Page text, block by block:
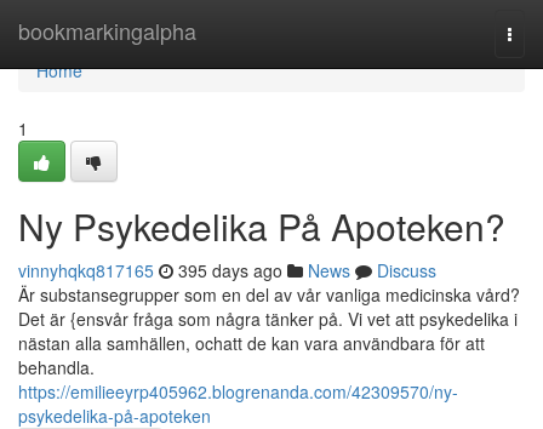
bookmarkingalpha
Home
Home
1
Ny Psykedelika På Apoteken?
vinnyhqkq817165 395 days ago News
Discuss
Är substansegrupper som en del av vår vanliga medicinska vård?
Det är {ensvår fråga som några tänker på. Vi vet att psykedelika i
nästan alla samhällen, ochatt de kan vara användbara för att
behandla.
https://emilieeyrp405962.blogrenanda.com/42309570/ny-
psykedelika-på-apoteken